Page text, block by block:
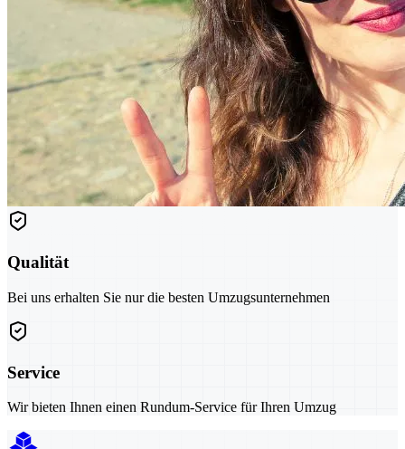
Qualität
Bei uns erhalten Sie nur die besten Umzugsunternehmen
Service
Wir bieten Ihnen einen Rundum-Service für Ihren Umzug